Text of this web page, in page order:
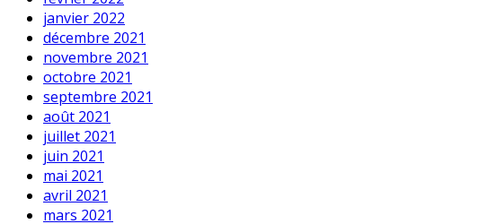
janvier 2022
décembre 2021
novembre 2021
octobre 2021
septembre 2021
août 2021
juillet 2021
juin 2021
mai 2021
avril 2021
mars 2021